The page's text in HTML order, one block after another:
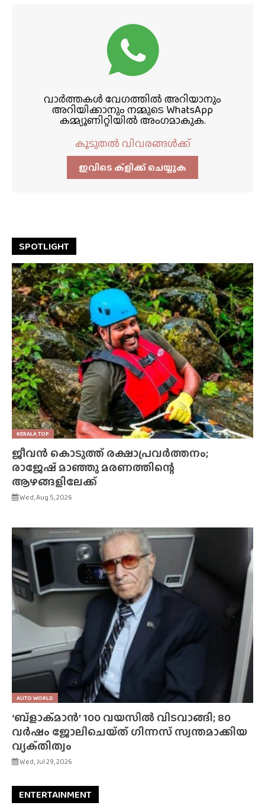
വാർത്തകൾ വേഗത്തിൽ അറിയാനും
അറിയിക്കാനും നമ്മുടെ WhatsApp
കമ്മ്യൂണിറ്റിയിൽ അംഗമാകുക.
കൂടുതൽ വിവരങ്ങൾക്ക്
ഇവിടെ ക്ളിക്ക്‌ ചെയ്യുക
SPOTLIGHT
KERALA TOP
ജീവൻ കൊടുത്ത് രക്ഷാപ്രവർത്തനം;
രാജേഷ് മാഞ്ഞു മരണത്തിന്റെ
ആഴങ്ങളിലേക്ക്
Wed, Aug 5, 2026
AUTO WORLD
‘ബ്‌ളാക്‌മാൻ’ 100 വയസിൽ വിടവാങ്ങി; 80
വർഷം ജോലിചെയ്‌ത്‌ ഗിന്നസ് സ്വന്തമാക്കിയ
വ്യക്‌തിത്വം
Wed, Jul 29, 2026
ENTERTAINMENT